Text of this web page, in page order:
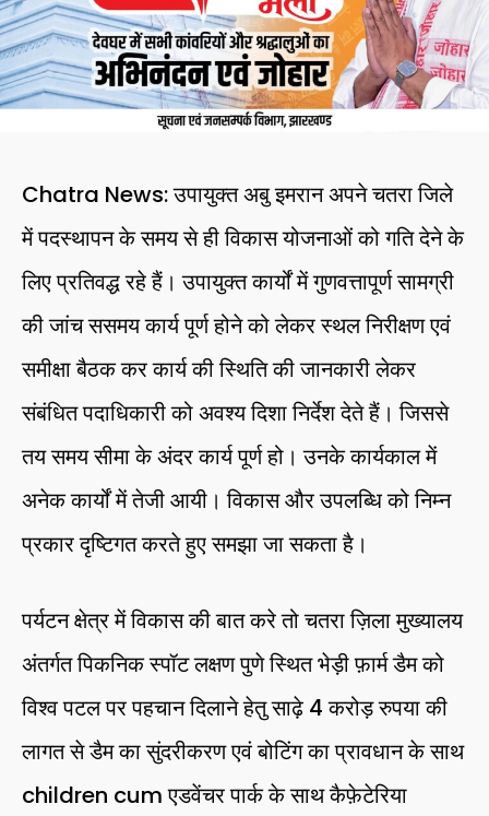
Chatra News: उपायुक्त अबु इमरान अपने चतरा जिले
में पदस्थापन के समय से ही विकास योजनाओं को गति देने के
लिए प्रतिवद्ध रहे हैं। उपायुक्त कार्यों में गुणवत्तापूर्ण सामग्री
की जांच ससमय कार्य पूर्ण होने को लेकर स्थल निरीक्षण एवं
समीक्षा बैठक कर कार्य की स्थिति की जानकारी लेकर
संबंधित पदाधिकारी को अवश्य दिशा निर्देश देते हैं। जिससे
तय समय सीमा के अंदर कार्य पूर्ण हो। उनके कार्यकाल में
अनेक कार्यों में तेजी आयी। विकास और उपलब्धि को निम्न
प्रकार दृष्टिगत करते हुए समझा जा सकता है।
पर्यटन क्षेत्र में विकास की बात करे तो चतरा ज़िला मुख्यालय
अंतर्गत पिकनिक स्पॉट लक्षण पुणे स्थित भेड़ी फ़ार्म डैम को
विश्व पटल पर पहचान दिलाने हेतु साढ़े 4 करोड़ रुपया की
लागत से डैम का सुंदरीकरण एवं बोटिंग का प्रावधान के साथ
children cum एडवेंचर पार्क के साथ कैफ़ेटेरिया